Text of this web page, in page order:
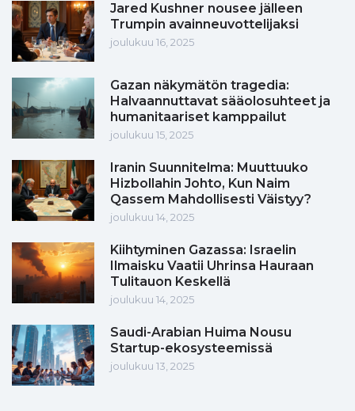
Jared Kushner nousee jälleen
Trumpin avainneuvottelijaksi
joulukuu 16, 2025
Gazan näkymätön tragedia:
Halvaannuttavat sääolosuhteet ja
humanitaariset kamppailut
joulukuu 15, 2025
Iranin Suunnitelma: Muuttuuko
Hizbollahin Johto, Kun Naim
Qassem Mahdollisesti Väistyy?
joulukuu 14, 2025
Kiihtyminen Gazassa: Israelin
Ilmaisku Vaatii Uhrinsa Hauraan
Tulitauon Keskellä
joulukuu 14, 2025
Saudi-Arabian Huima Nousu
Startup-ekosysteemissä
joulukuu 13, 2025